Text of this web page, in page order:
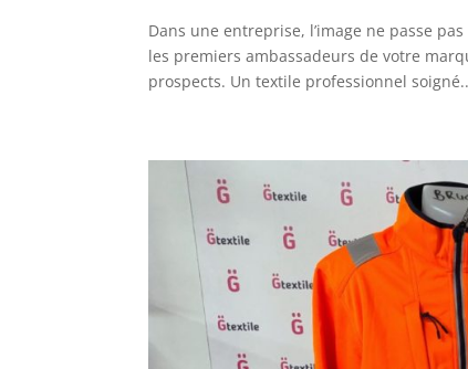
Dans une entreprise, l’image ne passe
les premiers ambassadeurs de votre
prospects. Un textile professionnel